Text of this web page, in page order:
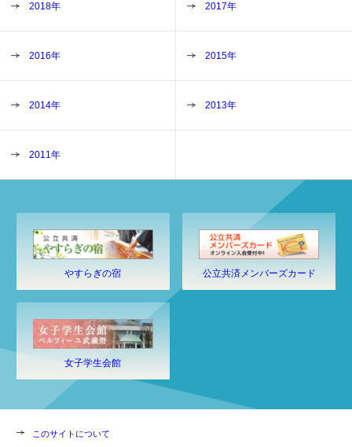
2018年 2017年
2016年 2015年
2014年 2013年
2011年
やすらぎの宿 公立共済メンバーズカード
女子学生会館
このサイトについて